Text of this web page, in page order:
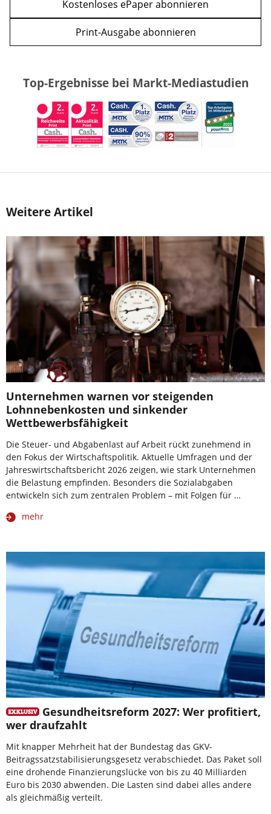
Kostenloses ePaper abonnieren
Print-Ausgabe abonnieren
Top-Ergebnisse bei Markt-Mediastudien
Weitere Artikel
Unternehmen warnen vor steigenden
Lohnnebenkosten und sinkender
Wettbewerbsfähigkeit
Die Steuer- und Abgabenlast auf Arbeit rückt zunehmend in
den Fokus der Wirtschaftspolitik. Aktuelle Umfragen und der
Jahreswirtschaftsbericht 2026 zeigen, wie stark Unternehmen
die Belastung empfinden. Besonders die Sozialabgaben
entwickeln sich zum zentralen Problem – mit Folgen für …
mehr
Gesundheitsreform 2027: Wer profitiert,
wer draufzahlt
Mit knapper Mehrheit hat der Bundestag das GKV-
Beitragssatzstabilisierungsgesetz verabschiedet. Das Paket soll
eine drohende Finanzierungslücke von bis zu 40 Milliarden
Euro bis 2030 abwenden. Die Lasten sind dabei alles andere
als gleichmäßig verteilt.